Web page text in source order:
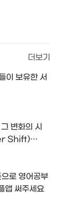
더보기
이 보유한 서
변화의 시
Shift)
로 영어공부
앱 써주세요